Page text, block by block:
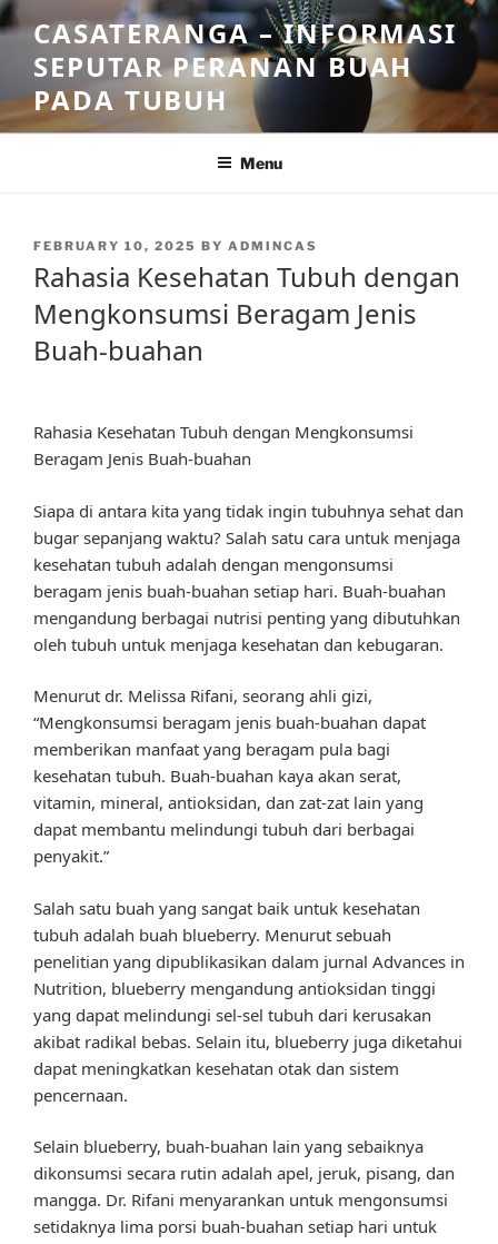
Skip
to
content
CASATERANGA – INFORMASI
SEPUTAR PERANAN BUAH
PADA TUBUH
Menu
POSTED
FEBRUARY 10, 2025 BY ADMINCAS
Rahasia Kesehatan Tubuh dengan
Mengkonsumsi Beragam Jenis
Buah-buahan
Rahasia Kesehatan Tubuh dengan Mengkonsumsi
Beragam Jenis Buah-buahan
Siapa di antara kita yang tidak ingin tubuhnya sehat dan
bugar sepanjang waktu? Salah satu cara untuk menjaga
kesehatan tubuh adalah dengan mengonsumsi
beragam jenis buah-buahan setiap hari. Buah-buahan
mengandung berbagai nutrisi penting yang dibutuhkan
oleh tubuh untuk menjaga kesehatan dan kebugaran.
Menurut dr. Melissa Rifani, seorang ahli gizi,
“Mengkonsumsi beragam jenis buah-buahan dapat
memberikan manfaat yang beragam pula bagi
kesehatan tubuh. Buah-buahan kaya akan serat,
vitamin, mineral, antioksidan, dan zat-zat lain yang
dapat membantu melindungi tubuh dari berbagai
penyakit.”
Salah satu buah yang sangat baik untuk kesehatan
tubuh adalah buah blueberry. Menurut sebuah
penelitian yang dipublikasikan dalam jurnal Advances in
Nutrition, blueberry mengandung antioksidan tinggi
yang dapat melindungi sel-sel tubuh dari kerusakan
akibat radikal bebas. Selain itu, blueberry juga diketahui
dapat meningkatkan kesehatan otak dan sistem
pencernaan.
Selain blueberry, buah-buahan lain yang sebaiknya
dikonsumsi secara rutin adalah apel, jeruk, pisang, dan
mangga. Dr. Rifani menyarankan untuk mengonsumsi
setidaknya lima porsi buah-buahan setiap hari untuk